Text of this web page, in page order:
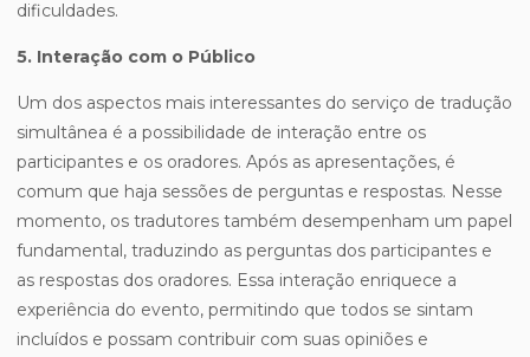
dificuldades.
5. Interação com o Público
Um dos aspectos mais interessantes do serviço de tradução
simultânea é a possibilidade de interação entre os
participantes e os oradores. Após as apresentações, é
comum que haja sessões de perguntas e respostas. Nesse
momento, os tradutores também desempenham um papel
fundamental, traduzindo as perguntas dos participantes e
as respostas dos oradores. Essa interação enriquece a
experiência do evento, permitindo que todos se sintam
incluídos e possam contribuir com suas opiniões e